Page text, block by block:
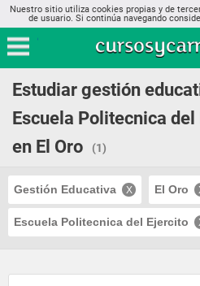
Nuestro sitio utiliza cookies propias y de
de usuario. Si continúa navegando
Estudiar gestión
Escuela Politecnica
en El Oro
(1)
Gestión Educativa El Oro
Escuela Politecnica del Ejercito